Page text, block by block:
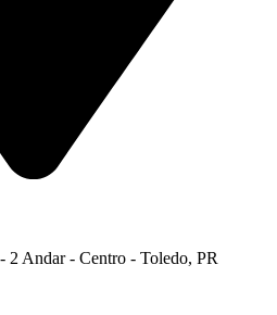
Andar - Centro - Toledo, PR